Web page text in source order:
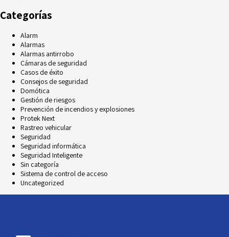
Categorías
Alarm
Alarmas
Alarmas antirrobo
Cámaras de seguridad
Casos de éxito
Consejos de seguridad
Domótica
Gestión de riesgos
Prevención de incendios y explosiones
Protek Next
Rastreo vehicular
Seguridad
Seguridad informática
Seguridad Inteligente
Sin categoría
Sistema de control de acceso
Uncategorized